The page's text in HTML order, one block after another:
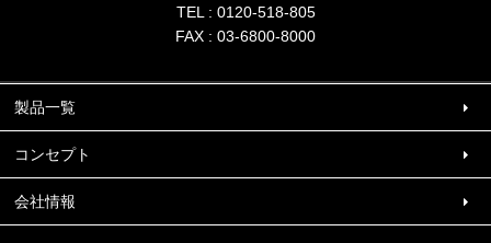
TEL : 0120-518-805
FAX : 03-6800-8000
製品一覧
コンセプト
会社情報